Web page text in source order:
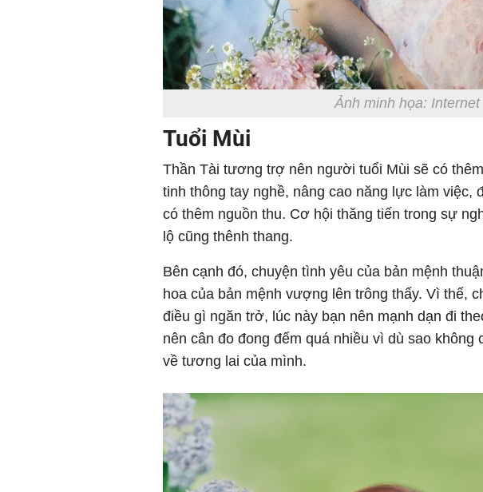
Ảnh minh họa: Internet
Tuổi Mùi
Thần Tài tương trợ nên người tuổi Mùi sẽ có
tinh thông tay nghề, nâng cao năng lực làm việc,
có thêm nguồn thu. Cơ hội thăng tiến trong sự
lộ cũng thênh thang.
Bên cạnh đó, chuyện tình yêu của bản mệnh
hoa của bản mệnh vượng lên trông thấy. Vì thế,
điều gì ngăn trở, lúc này bạn nên mạnh dạn đi
nên cân đo đong đếm quá nhiều vì dù sao không
về tương lai của mình.